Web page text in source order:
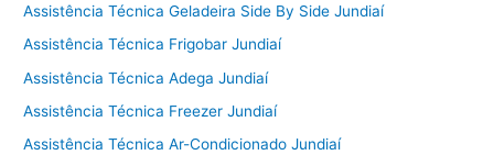
Assistência Técnica Geladeira Side By Side Jundiaí
Assistência Técnica Frigobar Jundiaí
Assistência Técnica Adega Jundiaí
Assistência Técnica Freezer Jundiaí
Assistência Técnica Ar-Condicionado Jundiaí